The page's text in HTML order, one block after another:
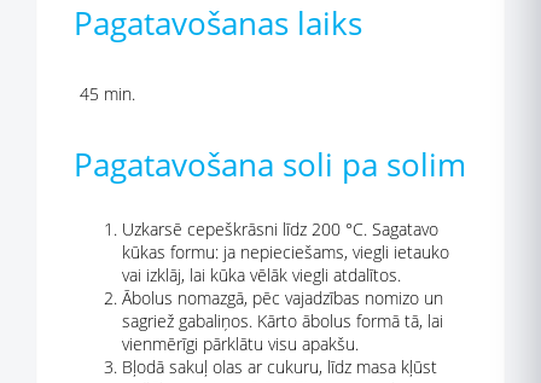
Pagatavošanas laiks
45 min.
Pagatavošana soli pa solim
Uzkarsē cepeškrāsni līdz 200 °C. Sagatavo
kūkas formu: ja nepieciešams, viegli ietauko
vai izklāj, lai kūka vēlāk viegli atdalītos.
Ābolus nomazgā, pēc vajadzības nomizo un
sagriež gabaliņos. Kārto ābolus formā tā, lai
vienmērīgi pārklātu visu apakšu.
Bļodā sakuļ olas ar cukuru, līdz masa kļūst